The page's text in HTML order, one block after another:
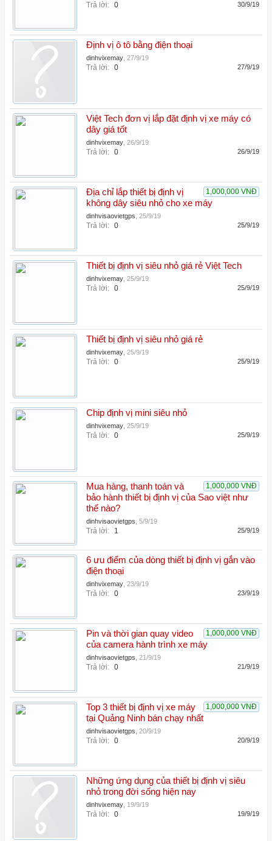
Trả lời: 0 30/9/19
Định vị ô tô bằng điện thoại
dinhvixemay 27/9/19
Trả lời: 0 27/9/19
Việt Tech đơn vị lắp đặt định vị xe máy có
dây giá tốt
dinhvixemay 26/9/19
Trả lời: 0 26/9/19
1,000,000 VNĐ
Địa chỉ lắp thiết bị định vị
không dây siêu nhỏ cho xe máy
dinhvisaovietgps 25/9/19
Trả lời: 0 25/9/19
Thiết bị định vị siêu nhỏ giá rẻ Việt Tech
dinhvixemay 25/9/19
Trả lời: 0 25/9/19
Thiết bị định vị siêu nhỏ giá rẻ
dinhvixemay 25/9/19
Trả lời: 0 25/9/19
Chip định vị mini siêu nhỏ
dinhvixemay 25/9/19
Trả lời: 0 25/9/19
1,000,000 VNĐ
Mua hàng, thanh toán và
bảo hành thiết bị định vị của Sao việt như
thế nào?
dinhvisaovietgps 5/9/19
Trả lời: 1 25/9/19
6 ưu điểm của dòng thiết bị định vị gắn vào
điện thoại
dinhvixemay 23/9/19
Trả lời: 0 23/9/19
1,000,000 VNĐ
Pin và thời gian quay video
của camera hành trình xe máy
dinhvisaovietgps 21/9/19
Trả lời: 0 21/9/19
1,000,000 VNĐ
Top 3 thiết bị định vị xe máy
tại Quảng Ninh bán chạy nhất
dinhvisaovietgps 20/9/19
Trả lời: 0 20/9/19
Những ứng dụng của thiết bị định vị siêu
nhỏ trong đời sống hiện nay
dinhvixemay 19/9/19
Trả lời: 0 19/9/19